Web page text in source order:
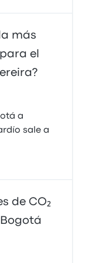
más
el
a
sale a
de CO₂